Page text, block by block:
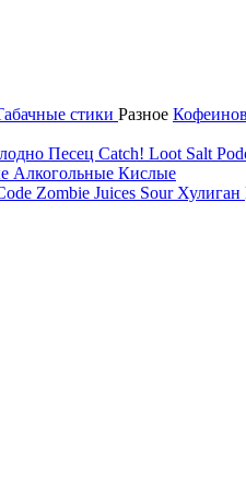
стики Разное
Песец Catch! Loot Salt
Алкогольные Кислые
Zombie Juices Sour Хулиган